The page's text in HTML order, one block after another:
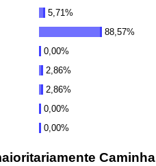
5,71%
88,57%
0,00%
2,86%
2,86%
0,00%
0,00%
Caminha